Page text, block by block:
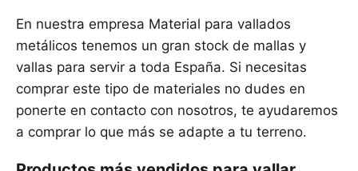
En nuestra empresa Material para vallados
metálicos tenemos un gran stock de mallas y
vallas para servir a toda España. Si necesitas
comprar este tipo de materiales no dudes en
ponerte en contacto con nosotros, te ayudaremos
a comprar lo que más se adapte a tu terreno.